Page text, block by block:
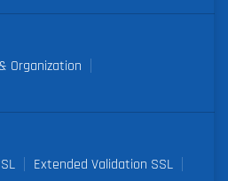
Organization
Extended Validation SSL